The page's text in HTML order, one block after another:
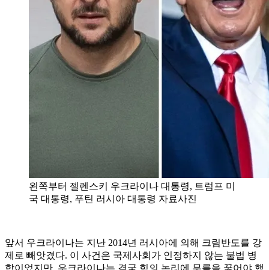
왼쪽부터 젤렌스키 우크라이나 대통령, 트럼프 미
국 대통령, 푸틴 러시아 대통령 자료사진
앞서 우크라이나는 지난 2014년 러시아에 의해 크림반도를 강
제로 빼앗겼다. 이 사건은 국제사회가 인정하지 않는 불법 병
합이었지만, 우크라이나는 결국 힘의 논리에 무릎을 꿇어야 했